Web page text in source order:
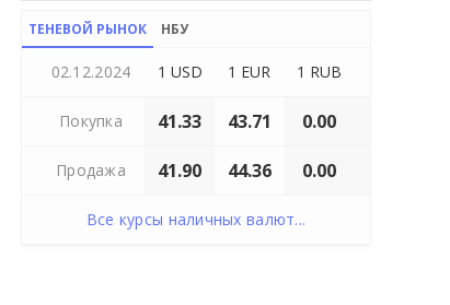
ТЕНЕВОЙ РЫНОК НБУ
02.12.2024 1 USD 1 EUR 1 RUB
Покупка 41.33 43.71 0.00
Продажа 41.90 44.36 0.00
Все курсы наличных валют...